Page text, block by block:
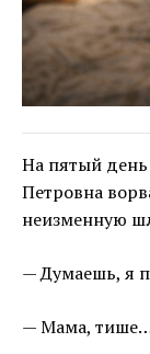
На пятый день
Петровна
неизменную
— Думаешь, я
— Мама,